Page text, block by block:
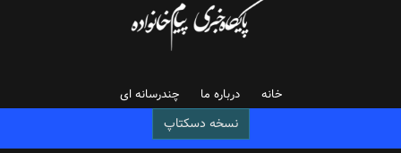
خانه درباره ما چندرسانه ای
نسخه دسکتاپ